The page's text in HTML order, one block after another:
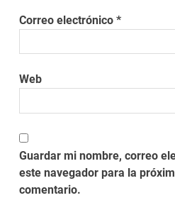
Correo electrónico*
Web
Guardar mi nombre, correo
este navegador para la
comentario.